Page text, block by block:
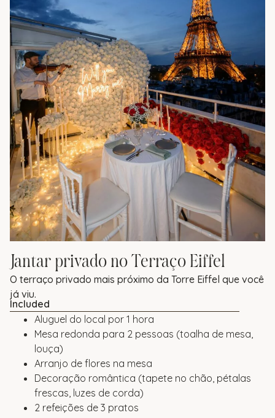
Jantar privado no Terraço Eiffel
O terraço privado mais próximo da Torre Eiffel que você
já viu.
Included
Aluguel do local por 1 hora
Mesa redonda para 2 pessoas (toalha de mesa,
louça)
Arranjo de flores na mesa
Decoração romântica (tapete no chão, pétalas
frescas, luzes de corda)
2 refeições de 3 pratos